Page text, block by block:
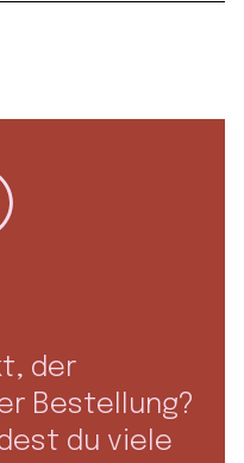
der
Bestellung?
du viele